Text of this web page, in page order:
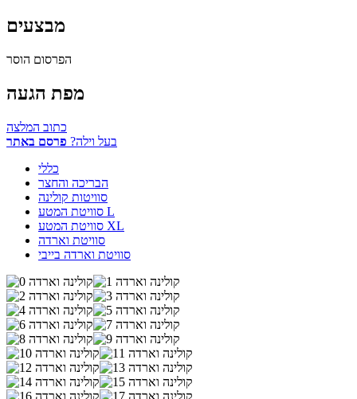
מבצעים
הפרסום הוסר
מפת הגעה
כתוב המלצה
בעל וילה? פרסם באתר
כללי
הבריכה והחצר
סוויטות קולינה
סוויטת המטע L
סוויטת המטע XL
סוויטת וארדה
סוויטת וארדה בייבי